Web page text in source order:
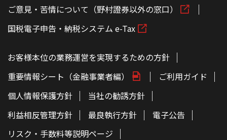
ご意見・苦情について（野村證券以外の窓口）
国税電子申告・納税システム e-Tax
お客様本位の業務運営を実現するための方針
重要情報シート（金融事業者編）
ご利用ガイド
個人情報保護方針
当社の勧誘方針
利益相反管理方針
最良執行方針
電子公告
リスク・手数料等説明ページ